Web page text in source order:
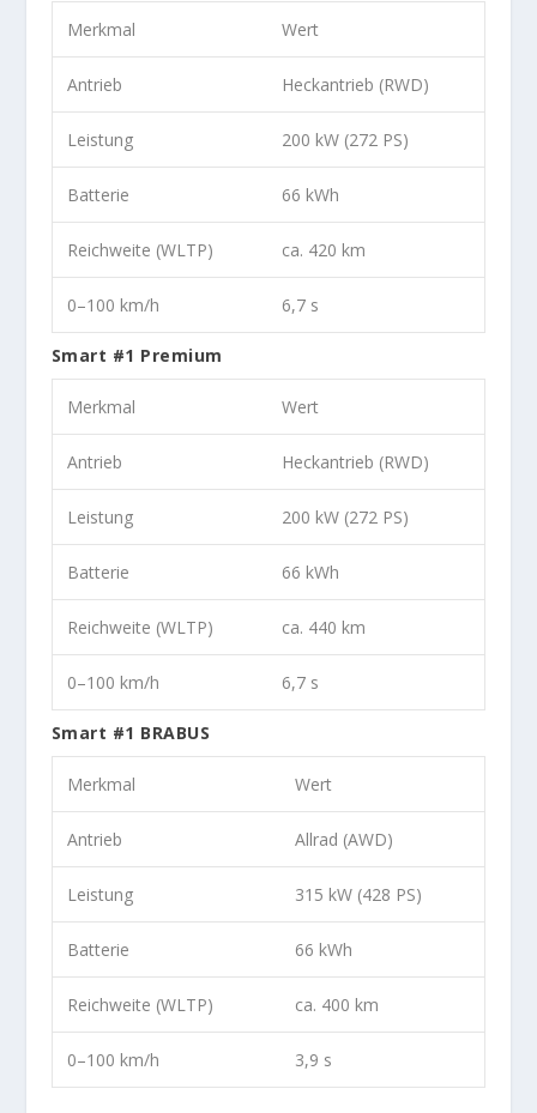
Merkmal Wert
Antrieb Heckantrieb (RWD)
Leistung 200 kW (272 PS)
Batterie 66 kWh
Reichweite (WLTP) ca. 420 km
0–100 km/h 6,7 s
Smart #1 Premium
Merkmal Wert
Antrieb Heckantrieb (RWD)
Leistung 200 kW (272 PS)
Batterie 66 kWh
Reichweite (WLTP) ca. 440 km
0–100 km/h 6,7 s
Smart #1 BRABUS
Merkmal Wert
Antrieb Allrad (AWD)
Leistung 315 kW (428 PS)
Batterie 66 kWh
Reichweite (WLTP) ca. 400 km
0–100 km/h 3,9 s